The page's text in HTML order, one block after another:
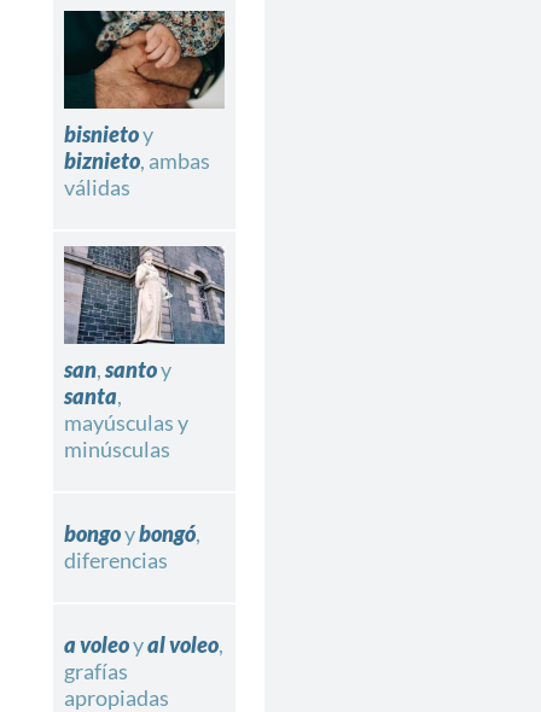
bisnietoy
biznieto, ambas
válidas
san,santoy
santa,
mayúsculas y
minúsculas
bongoybongó,
diferencias
a voleoyal voleo,
grafías
apropiadas